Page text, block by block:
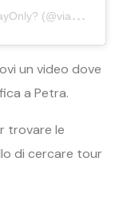
U
n post condiviso da Ila&Marco➡️OneWayOnly? (@viaggio.solo.andata)
un video dove
a Petra.
trovare le
di cercare tour